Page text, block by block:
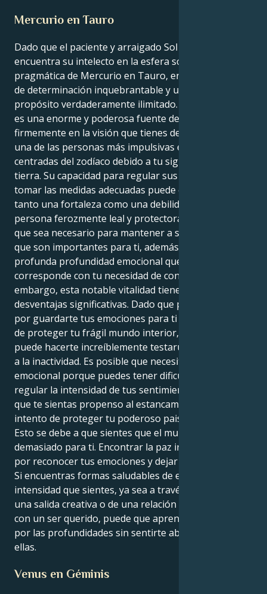
Mercurio en Tauro
Dado que el paciente y arraigado Sol de Tauro
encuentra su intelecto en la esfera sólida y
pragmática de Mercurio en Tauro, eres una persona
de determinación inquebrantable y un sentido del
propósito verdaderamente ilimitado. Todo tu cuerpo
es una enorme y poderosa fuente de energía, y crees
firmemente en la visión que tienes de ti mismo. Eres
una de las personas más impulsivas e intensamente
centradas del zodíaco debido a tu signo de doble
tierra. Su capacidad para regular sus pensamientos y
tomar las medidas adecuadas puede considerarse
tanto una fortaleza como una debilidad. Eres una
persona ferozmente leal y protectora que hará lo
que sea necesario para mantener a salvo a aquellos
que son importantes para ti, además de poseer una
profunda profundidad emocional que se
corresponde con tu necesidad de control. Sin
embargo, esta notable vitalidad tiene varias
desventajas significativas. Dado que puedes optar
por guardarte tus emociones para ti mismo con el fin
de proteger tu frágil mundo interior, el doble Tauro
puede hacerte increíblemente testarudo y propenso
a la inactividad. Es posible que necesites paciencia
emocional porque puedes tener dificultades para
regular la intensidad de tus sentimientos. Es posible
que te sientas propenso al estancamiento en un
intento de proteger tu poderoso paisaje interior.
Esto se debe a que sientes que el mundo es
demasiado para ti. Encontrar la paz interior empieza
por reconocer tus emociones y dejar que te cambien.
Si encuentras formas saludables de expresar la
intensidad que sientes, ya sea a través del arte, de
una salida creativa o de una relación fuerte y fiable
con un ser querido, puede que aprendas a navegar
por las profundidades sin sentirte abrumado por
ellas.
Venus en Géminis